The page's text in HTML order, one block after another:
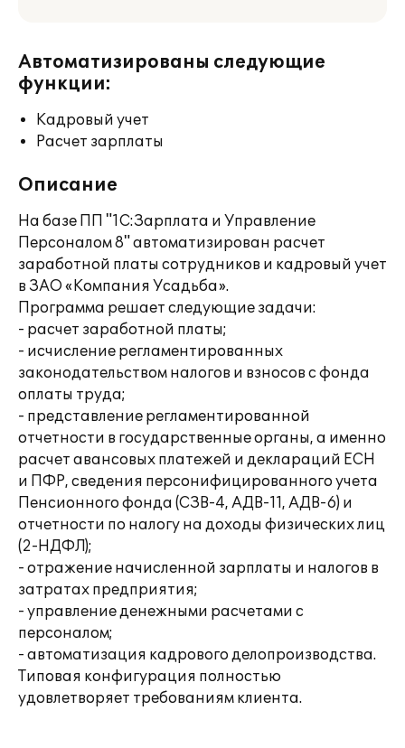
Автоматизированы следующие
функции:
Кадровый учет
Расчет зарплаты
Описание
На базе ПП "1С:Зарплата и Управление
Персоналом 8" автоматизирован расчет
заработной платы сотрудников и кадровый учет
в ЗАО «Компания Усадьба».
Программа решает следующие задачи:
- расчет заработной платы;
- исчисление регламентированных
законодательством налогов и взносов с фонда
оплаты труда;
- представление регламентированной
отчетности в государственные органы, а именно
расчет авансовых платежей и деклараций ЕСН
и ПФР, сведения персонифицированного учета
Пенсионного фонда (СЗВ-4, АДВ-11, АДВ-6) и
отчетности по налогу на доходы физических лиц
(2-НДФЛ);
- отражение начисленной зарплаты и налогов в
затратах предприятия;
- управление денежными расчетами с
персоналом;
- автоматизация кадрового делопроизводства.
Типовая конфигурация полностью
удовлетворяет требованиям клиента.